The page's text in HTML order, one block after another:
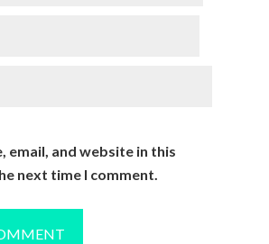
email, and website in this
next time I comment.